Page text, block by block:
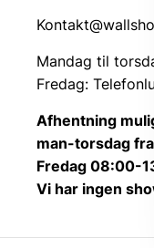
Mandag til
Fredag:
Afhentning
man-torsdag
Fredag 08:00-
Vi har ingen